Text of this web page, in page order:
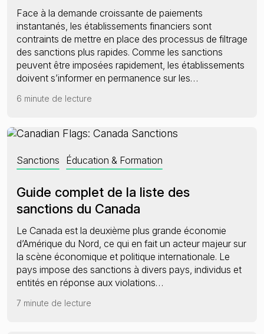
Face à la demande croissante de paiements
instantanés, les établissements financiers sont
contraints de mettre en place des processus de filtrage
des sanctions plus rapides. Comme les sanctions
peuvent être imposées rapidement, les établissements
doivent s’informer en permanence sur les…
6 minute de lecture
Sanctions Éducation & Formation
Guide complet de la liste des
sanctions du Canada
Le Canada est la deuxième plus grande économie
d’Amérique du Nord, ce qui en fait un acteur majeur sur
la scène économique et politique internationale. Le
pays impose des sanctions à divers pays, individus et
entités en réponse aux violations…
7 minute de lecture